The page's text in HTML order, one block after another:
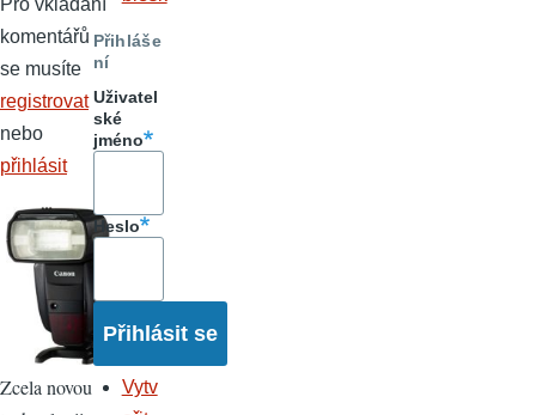
komentářů
se musíte
registrovat
nebo
přihlásit
Zcela novou
Přihláše
ní
Uživatel
ské
jméno
Heslo
Vytv